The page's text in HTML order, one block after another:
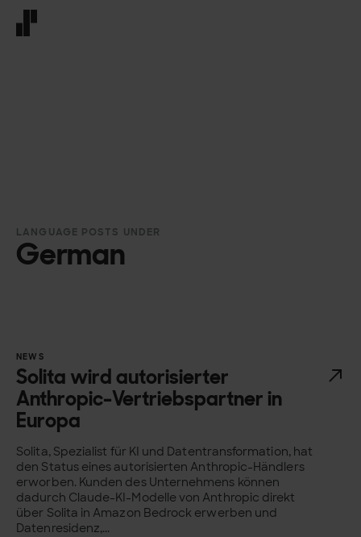
LANGUAGE POSTS UNDER
German
NEWS
Solita wird autorisierter
Anthropic-Vertriebspartner in
Europa
Solita, Spezialist für KI und Datentransformation, hat
den Status eines autorisierten Anthropic-Händlers
erworben. Kunden des Unternehmens können
dadurch Claude-KI-Modelle von Anthropic direkt
über Solita in Amazon Bedrock erwerben und
Datenresidenz,...